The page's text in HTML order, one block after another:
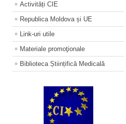
Activități CIE
Republica Moldova și UE
Link-uri utile
Materiale promoţionale
Biblioteca Științifică Medicală